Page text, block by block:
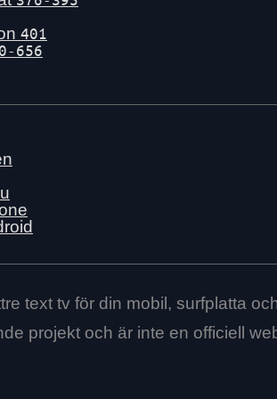
401
656
text tv för din mobil, surfplatta
projekt och är inte en officiell